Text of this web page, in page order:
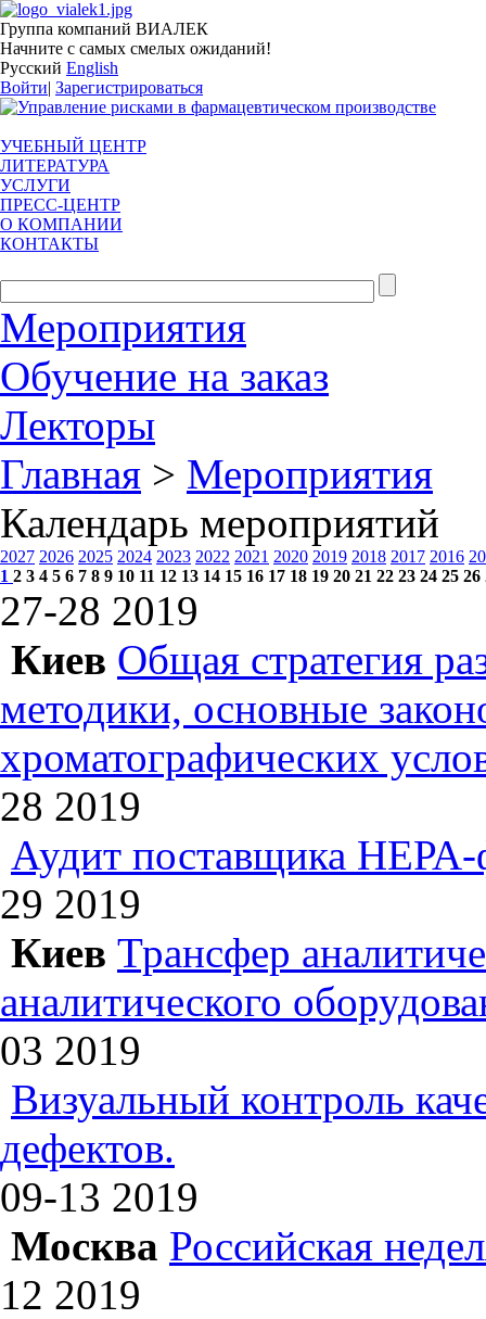
Группа компаний ВИАЛЕК
Начните с самых смелых ожиданий!
Русский English
Войти| Зарегистрироваться
УЧЕБНЫЙ ЦЕНТР
ЛИТЕРАТУРА
УСЛУГИ
ПРЕСС-ЦЕНТР
О КОМПАНИИ
КОНТАКТЫ
Мероприятия
Обучение на заказ
Лекторы
Главная > Мероприятия
Календарь мероприятий
2027 2026 2025 2024 2023 2022 2021 2020 2019 2018 2017 2016
1 2 3 4 5 6 7 8 9 10 11 12 13 14 15 16 17 18 19 20 21 22 23 24 25 26
27-28 2019
Киев Общая стратегия
методики, основные
хроматографических
28 2019
Аудит поставщика НЕРА-
29 2019
Киев Трансфер
аналитического
03 2019
Визуальный контроль
дефектов.
09-13 2019
Москва Российская
12 2019